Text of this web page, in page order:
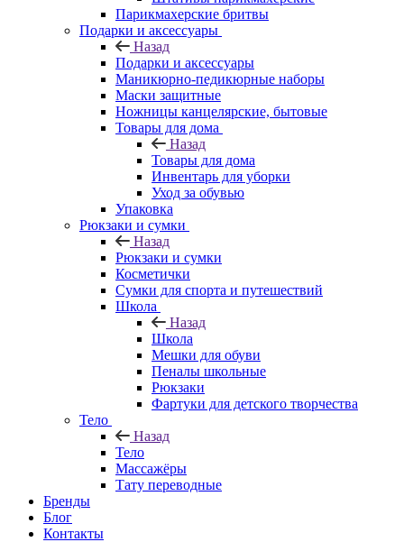
Парикмахерские бритвы
Подарки и аксессуары
Назад
Подарки и аксессуары
Маникюрно-педикюрные наборы
Маски защитные
Ножницы канцелярские, бытовые
Товары для дома
Назад
Товары для дома
Инвентарь для уборки
Уход за обувью
Упаковка
Рюкзаки и сумки
Назад
Рюкзаки и сумки
Косметички
Сумки для спорта и путешествий
Школа
Назад
Школа
Мешки для обуви
Пеналы школьные
Рюкзаки
Фартуки для детского творчества
Тело
Назад
Тело
Массажёры
Тату переводные
Бренды
Блог
Контакты